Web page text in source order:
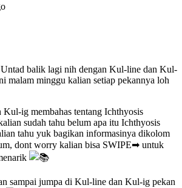
balik lagi nih dengan Kul-line dan Kul-
malam minggu kalian setiap pekannya loh
ig membahas tentang Ichthyosis
sudah tahu belum apa itu Ichthyosis
tahu yuk bagikan informasinya dikolom
dont worry kalian bisa SWIPE➡ untuk
sampai jumpa di Kul-line dan Kul-ig pekan